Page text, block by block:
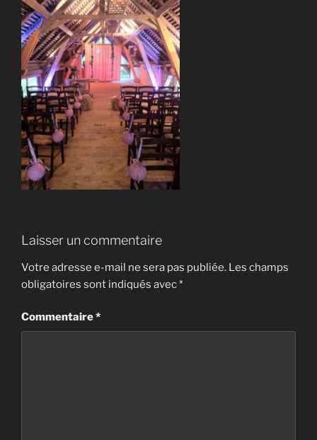
Laisser un commentaire
Votre adresse e-mail ne sera pas publiée. Les champs
obligatoires sont indiqués avec*
Commentaire*